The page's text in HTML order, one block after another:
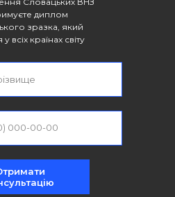
диплом
зразка, який
всіх країнах світу